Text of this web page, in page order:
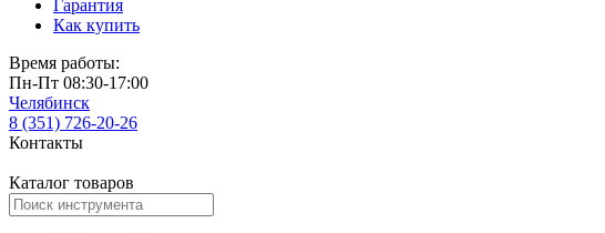
Гарантия
Как купить
Время работы:
Пн-Пт 08:30-17:00
Челябинск
8 (351) 726-20-26
Контакты
Каталог товаров